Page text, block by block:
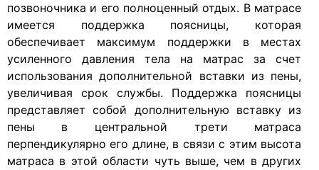
позвоночника и его полноценный отдых. В матрасе
имеется поддержка поясницы, которая
обеспечивает максимум поддержки в местах
усиленного давления тела на матрас за счет
использования дополнительной вставки из пены,
увеличивая срок службы. Поддержка поясницы
представляет собой дополнительную вставку из
пены в центральной трети матраса
перпендикулярно его длине, в связи с этим высота
матраса в этой области чуть выше, чем в других